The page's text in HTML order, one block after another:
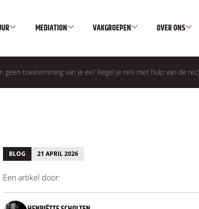
MEDIATION VAKGROEPEN OVER ONS
geen toestemming van je ex? Regel je reis met hulp van de
BLOG 21 APRIL 2026
Een artikel door: